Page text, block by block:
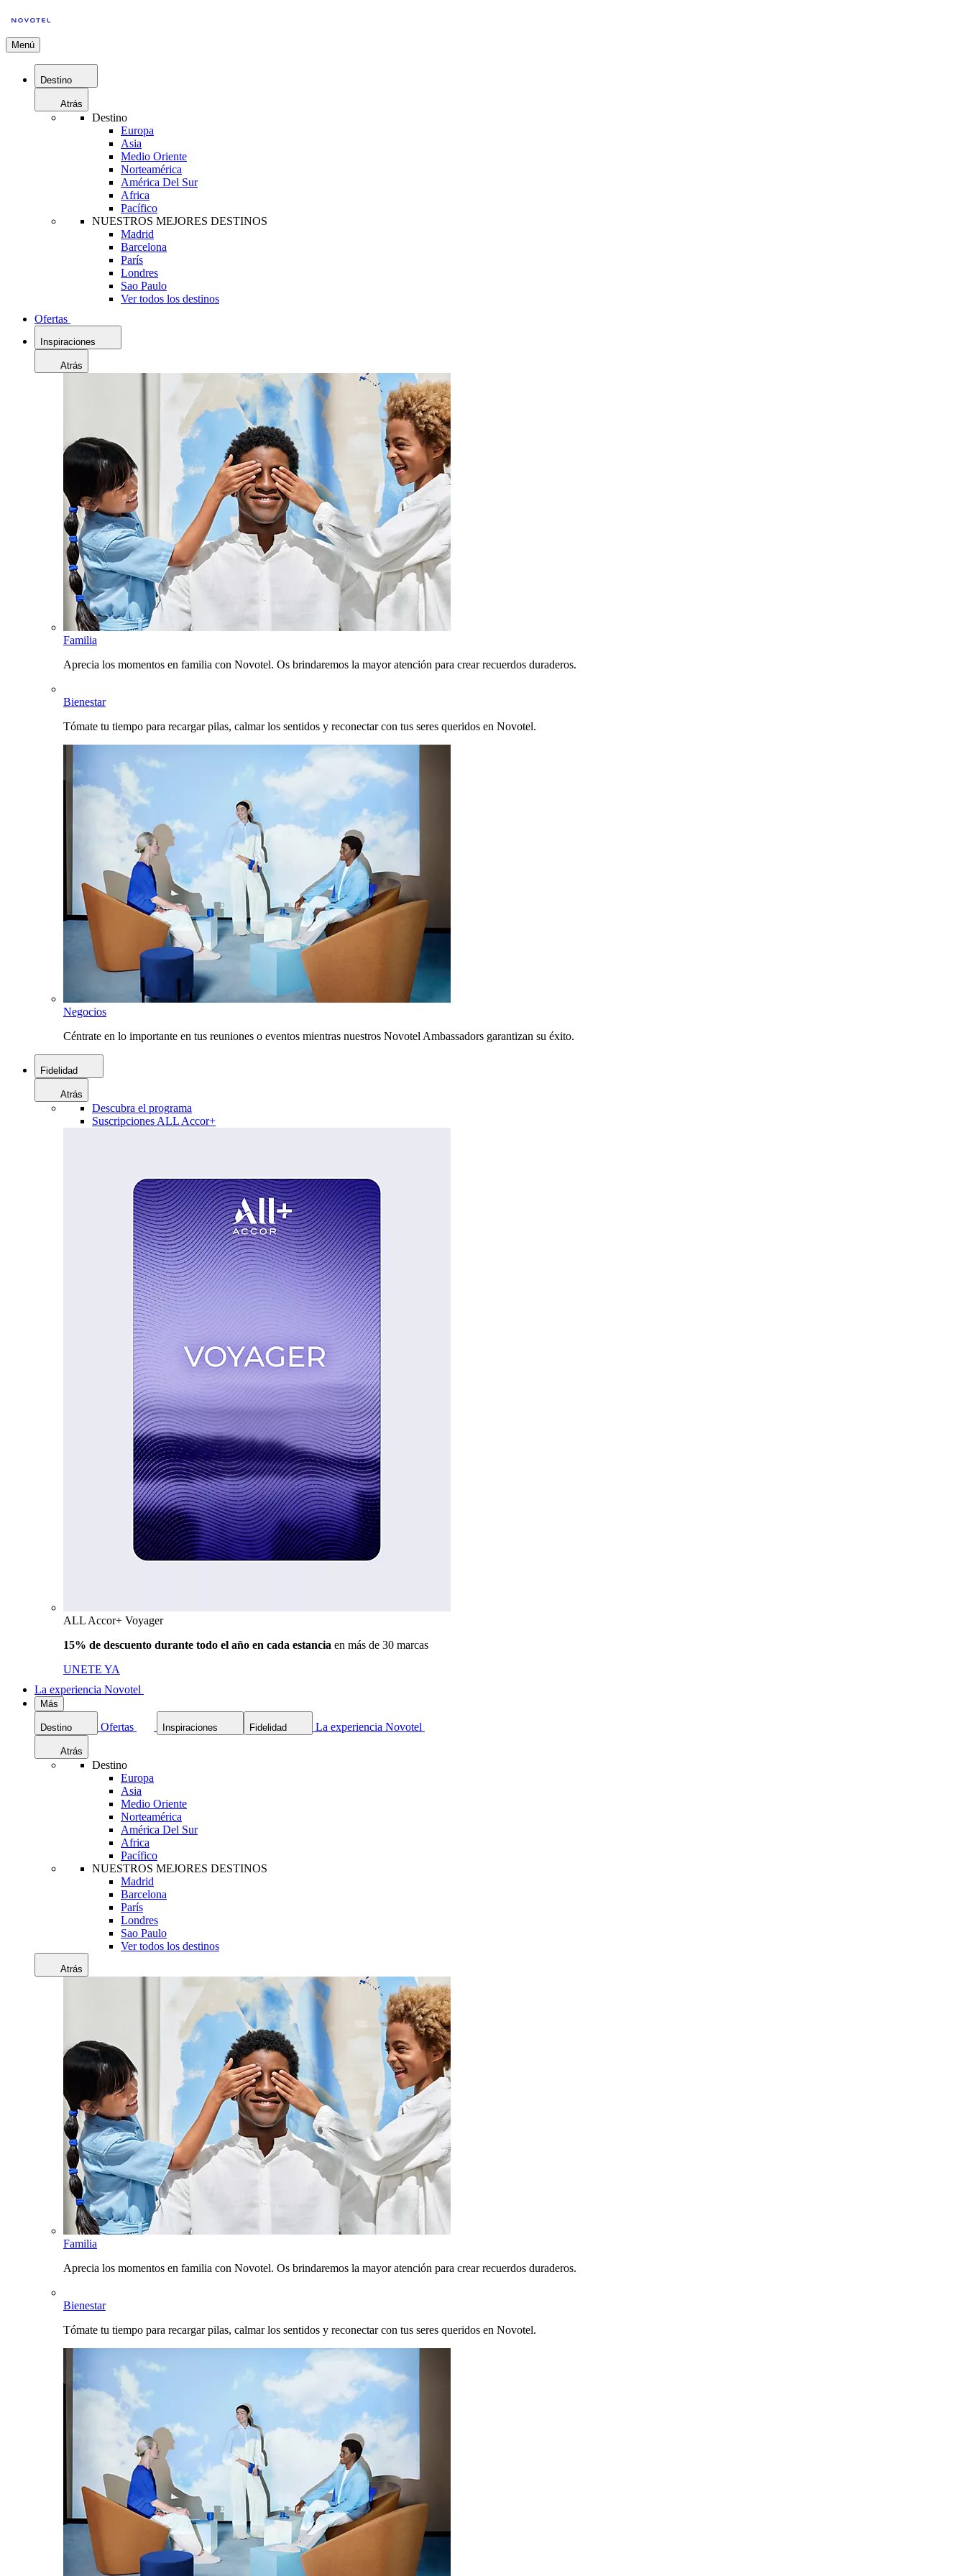
Menú
Destino
Atrás
Destino
Europa
Asia
Medio Oriente
Norteamérica
América Del Sur
Africa
Pacífico
NUESTROS MEJORES DESTINOS
Madrid
Barcelona
París
Londres
Sao Paulo
Ver todos los destinos
Ofertas
Inspiraciones
Atrás
Familia
Aprecia los momentos en familia con Novotel. Os brindaremos la mayor atención para crear recuerdos duraderos.
Bienestar
Tómate tu tiempo para recargar pilas, calmar los sentidos y reconectar con tus seres queridos en Novotel.
Negocios
Céntrate en lo importante en tus reuniones o eventos mientras nuestros Novotel Ambassadors garantizan su éxito.
Fidelidad
Atrás
Descubra el programa
Suscripciones ALL Accor+
ALL Accor+ Voyager
15% de descuento durante todo el año en cada estancia en más de 30 marcas
UNETE YA
La experiencia Novotel
Más
Destino Ofertas Inspiraciones Fidelidad La experiencia Novotel
Atrás
Destino
Europa
Asia
Medio Oriente
Norteamérica
América Del Sur
Africa
Pacífico
NUESTROS MEJORES DESTINOS
Madrid
Barcelona
París
Londres
Sao Paulo
Ver todos los destinos
Atrás
Familia
Aprecia los momentos en familia con Novotel. Os brindaremos la mayor atención para crear recuerdos duraderos.
Bienestar
Tómate tu tiempo para recargar pilas, calmar los sentidos y reconectar con tus seres queridos en Novotel.